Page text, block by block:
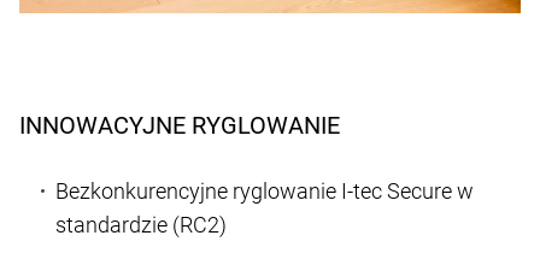
INNOWACYJNE RYGLOWANIE
Bezkonkurencyjne ryglowanie I-tec Secure w
standardzie (RC2)